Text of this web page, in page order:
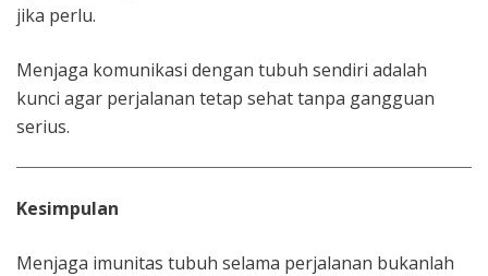
jika perlu.
Menjaga komunikasi dengan tubuh sendiri adalah
kunci agar perjalanan tetap sehat tanpa gangguan
serius.
Kesimpulan
Menjaga imunitas tubuh selama perjalanan bukanlah